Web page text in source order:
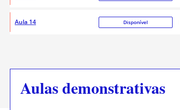
Aula 14 Disponível
Aulas demonstrativas